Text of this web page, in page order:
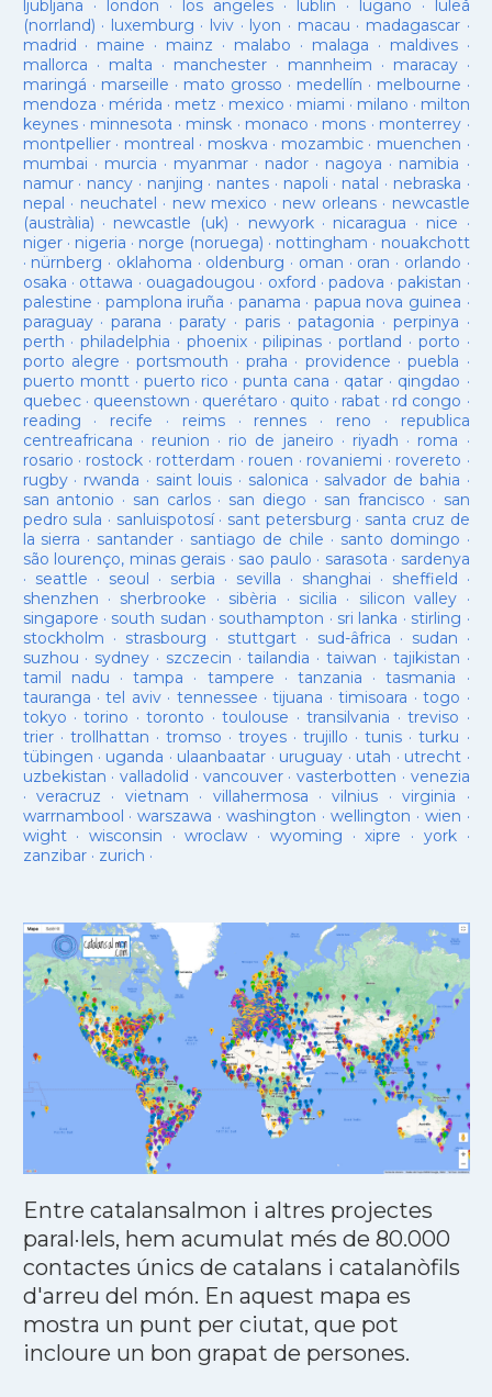
ljubljana · london · los angeles· lublin · lugano · luleå
(norrland) · luxemburg · lviv · lyon · macau · madagascar·
madrid · maine · mainz · malabo · malaga · maldives·
mallorca · malta · manchester· mannheim · maracay·
maringá · marseille · mato grosso · medellín · melbourne ·
mendoza · mérida · metz · mexico · miami · milano · milton
keynes· minnesota · minsk · monaco · mons · monterrey ·
montpellier· montreal · moskva · mozambic· muenchen ·
mumbai · murcia · myanmar· nador · nagoya · namibia ·
namur· nancy · nanjing · nantes · napoli · natal · nebraska ·
nepal · neuchatel · new mexico · new orleans· newcastle
(austràlia) · newcastle (uk) · newyork· nicaragua · nice ·
niger· nigeria · norge (noruega) · nottingham · nouakchott
· nürnberg · oklahoma · oldenburg · oman · oran · orlando ·
osaka · ottawa · ouagadougou · oxford ·padova ·pakistan ·
palestine · pamplona iruña · panama · papua nova guinea ·
paraguay· parana ·paraty · paris·patagonia · perpinya ·
perth ·philadelphia · phoenix·pilipinas ·portland · porto ·
porto alegre ·portsmouth ·praha · providence ·puebla ·
puerto montt· puerto rico ·punta cana · qatar · qingdao ·
quebec· queenstown · querétaro · quito · rabat · rd congo ·
reading · recife · reims· rennes · reno · republica
centreafricana · reunion · rio de janeiro · riyadh · roma ·
rosario · rostock · rotterdam · rouen · rovaniemi · rovereto ·
rugby· rwanda · saint louis · salonica · salvador de bahia ·
san antonio · san carlos· san diego · san francisco · san
pedro sula · sanluispotosí· sant petersburg · santa cruz de
la sierra · santander · santiago de chile · santo domingo ·
são lourenço, minas gerais · sao paulo · sarasota · sardenya
· seattle · seoul · serbia · sevilla · shanghai · sheffield ·
shenzhen · sherbrooke · sibèria · sicilia · silicon valley ·
singapore · south sudan · southampton · sri lanka · stirling ·
stockholm · strasbourg · stuttgart· sud-âfrica · sudan ·
suzhou · sydney · szczecin ·tailandia ·taiwan · tajikistan ·
tamil nadu ·tampa · tampere · tanzania ·tasmania ·
tauranga ·tel aviv· tennessee ·tijuana ·timisoara ·togo ·
tokyo ·torino ·toronto ·toulouse ·transilvania ·treviso ·
trier· trollhattan · tromso · troyes·trujillo ·tunis ·turku ·
tübingen · uganda · ulaanbaatar · uruguay · utah · utrecht ·
uzbekistan · valladolid · vancouver· vasterbotten · venezia
· veracruz · vietnam · villahermosa ·vilnius ·virginia ·
warrnambool ·warszawa ·washington · wellington · wien ·
wight· wisconsin ·wroclaw · wyoming ·xipre · york·
zanzibar· zurich ·
Entre catalansalmon i altres projectes
paral·lels, hem acumulat més de 80.000
contactes únics de catalans i catalanòfils
d'arreu del món. En aquest mapa es
mostra un punt per ciutat, que pot
incloure un bon grapat de persones.